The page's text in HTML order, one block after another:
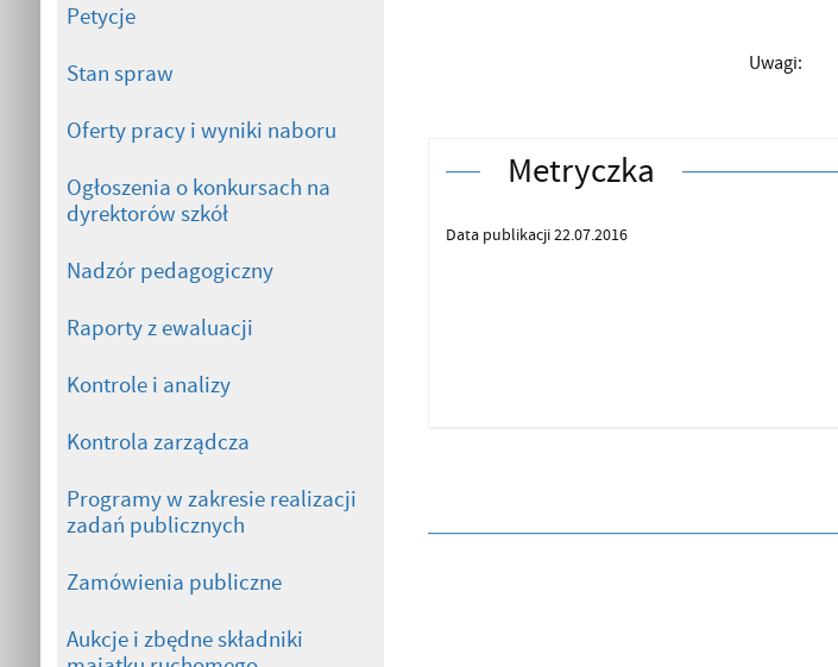
Petycje
Stan spraw
Oferty pracy i wyniki naboru
Ogłoszenia o konkursach na
dyrektorów szkół
Nadzór pedagogiczny
Raporty z ewaluacji
Kontrole i analizy
Kontrola zarządcza
Programy w zakresie realizacji
zadań publicznych
Zamówienia publiczne
Aukcje i zbędne składniki
Uwagi:
Metryczka
Data publikacji 22.07.2016